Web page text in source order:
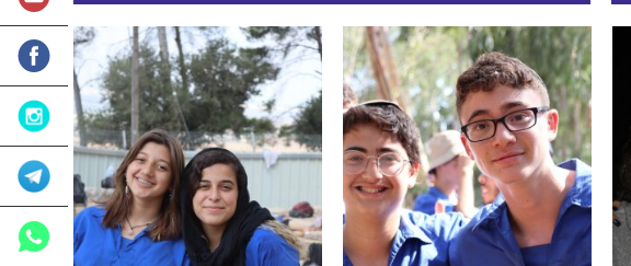
הפעם אנו מסיבים בצריפו של מר זלמן איצקוביץ בן 93 אביבים,
שעלה ארצה מבוקובינה לפני הרבה שנים, ויסד במו ידיו...
קרא עוד